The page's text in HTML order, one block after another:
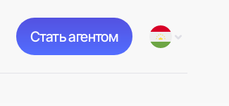
Стать агентом